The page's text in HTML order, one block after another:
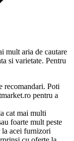
mult aria de cautare
si varietate. Pentru
recomandari. Poti
pentru a
cat mai multi
foarte mult peste
acei furnizori